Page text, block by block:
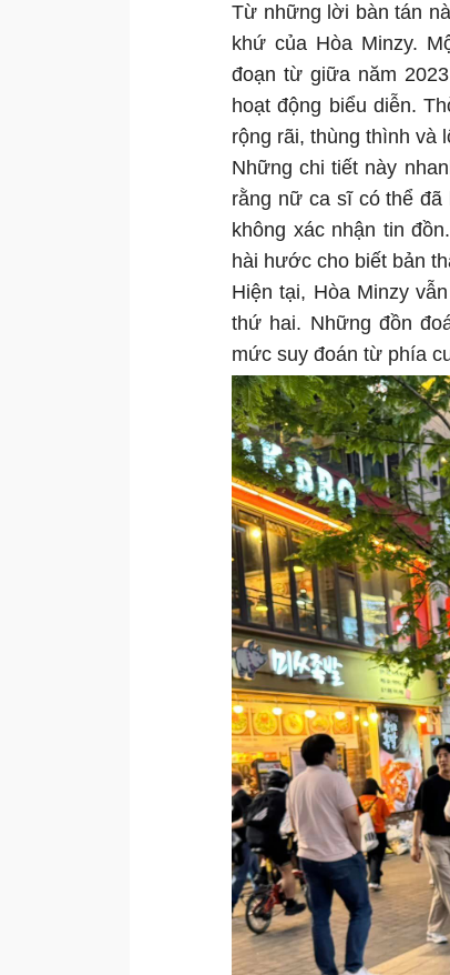
Từ những lời bàn tán
khứ của Hòa Minzy.
đoạn từ giữa năm
hoạt động biểu diễn.
rộng rãi, thùng thình và
Những chi tiết này
rằng nữ ca sĩ có thể
không xác nhận tin
hài hước cho biết bản
Hiện tại, Hòa Minzy
thứ hai. Những đồn
mức suy đoán từ phía